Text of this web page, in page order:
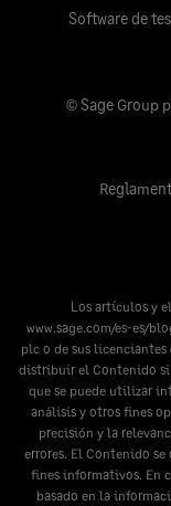
Software de
© Sage Group
Los artículos y
www.sage.com/es-es/
plc o de sus licenciantes
distribuir el Contenido
que se puede utilizar
análisis y otros fines
precisión y la
errores. El Contenido
fines informativos. En
basado en la